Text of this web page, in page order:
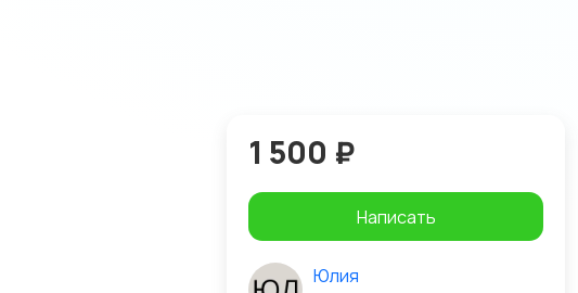
1 500 ₽
Написать
Юлия